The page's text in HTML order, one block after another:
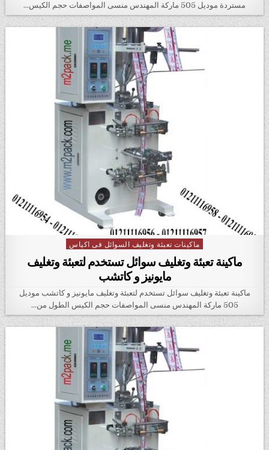
مستردة موديل 505 ماركة المهندس منسى المواصفات حجم الكيس…
Posted in
ماكينات تعبئة وتغليف السوائل فى اكياس
ماكينة تعبئة وتغليف سوائل تستخدم لتعبئة وتغليف
مايونيز و كاتشب
ماكينة تعبئة وتغليف سوائل تستخدم لتعبئة وتغليف مايونيز و كاتشب موديل
505 ماركة المهندس منسى المواصفات حجم الكيس الطول من…